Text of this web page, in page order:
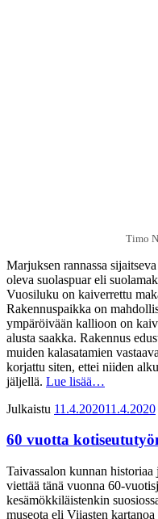
Timo
Marjuksen rannassa
oleva suolaspuar eli
Vuosiluku on kaiverrettu
Rakennuspaikka on
ympäröivään kallioon on
alusta saakka. Rakennus
muiden kalasatamien
korjattu siten, ettei niiden
jäljellä. Lue lisää…
Julkaistu 11.4.202011.4.2020
60 vuotta
Taivassalon kunnan
viettää tänä vuonna 60-
kesämökkiläistenkin
museota eli Viiasten